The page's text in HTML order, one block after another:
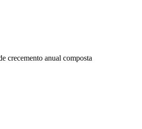
crecemento anual composta